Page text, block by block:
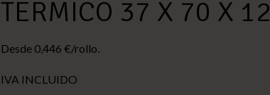
TERMICO 37 X 70 X 12
Desde 0,446 €/rollo.
IVA INCLUIDO